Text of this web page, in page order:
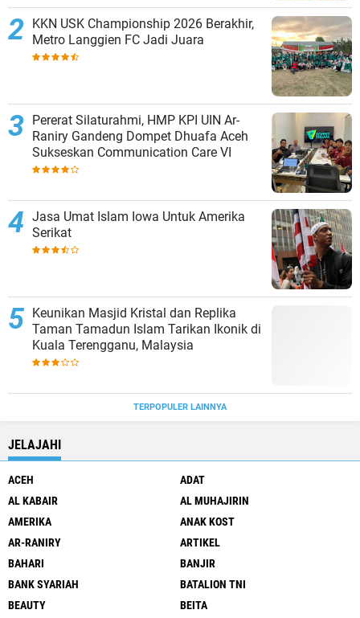
KKN USK Championship 2026 Berakhir,
Metro Langgien FC Jadi Juara
Pererat Silaturahmi, HMP KPI UIN Ar-
Raniry Gandeng Dompet Dhuafa Aceh
Sukseskan Communication Care VI
Jasa Umat Islam Iowa Untuk Amerika
Serikat
Keunikan Masjid Kristal dan Replika
Taman Tamadun Islam Tarikan Ikonik di
Kuala Terengganu, Malaysia
TERPOPULER LAINNYA
JELAJAHI
ACEH
ADAT
AL KABAIR
AL MUHAJIRIN
AMERIKA
ANAK KOST
AR-RANIRY
ARTIKEL
BAHARI
BANJIR
BANK SYARIAH
BATALION TNI
BEAUTY
BEITA